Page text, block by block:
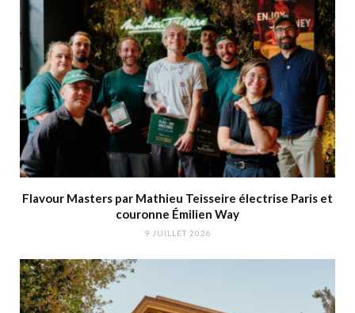
Flavour Masters par Mathieu Teisseire électrise Paris et
couronne Émilien Way
9 JUILLET 2026